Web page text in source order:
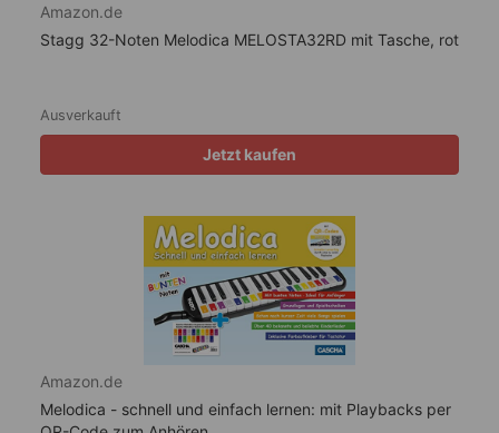
Amazon.de
Stagg 32-Noten Melodica MELOSTA32RD mit Tasche, rot
Ausverkauft
Jetzt kaufen
Amazon.de
Melodica - schnell und einfach lernen: mit Playbacks per